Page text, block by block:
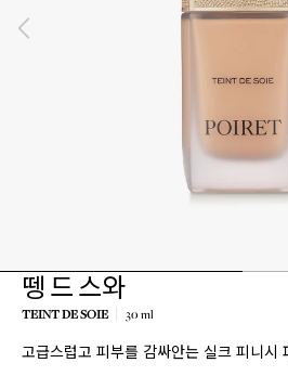
뗑 드 스와
TEINT DE SOIE 30 ml
고급스럽고 피부를 감싸안는 실크 피니시